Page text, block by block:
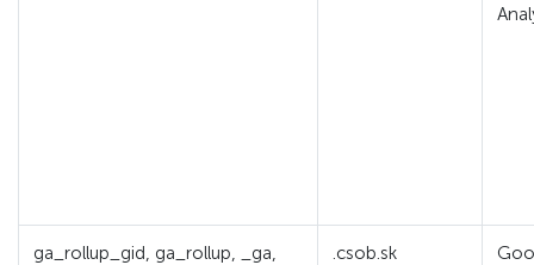
ga_rollup_gid, ga_rollup, _ga,
.csob.sk